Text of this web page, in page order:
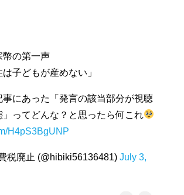
幣の第一声
は子どもが産めない」
事にあった「発言の該当部分が視聴
」ってどんな？と思ったら何これ
H4pS3BgUNP
税廃止 (@hibiki56136481) July 3,